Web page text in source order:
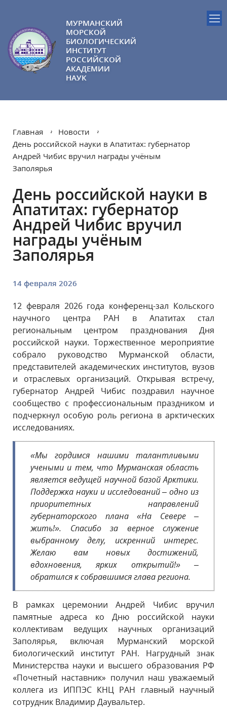
МУРМАНСКИЙ
МОРСКОЙ
БИОЛОГИЧЕСКИЙ
ИНСТИТУТ
РОССИЙСКОЙ
АКАДЕМИИ
НАУК
Главная
Новости
День российской науки в Апатитах: губернатор
Андрей Чибис вручил награды учёным
Заполярья
День российской науки в
Апатитах: губернатор
Андрей Чибис вручил
награды учёным
Заполярья
14 февраля 2026
12 февраля 2026 года конференц-зал Кольского
научного центра РАН в Апатитах стал
региональным центром празднования Дня
российской науки. Торжественное мероприятие
собрало руководство Мурманской области,
представителей академических институтов, вузов
и отраслевых организаций. Открывая встречу,
губернатор Андрей Чибис поздравил научное
сообщество с профессиональным праздником и
подчеркнул особую роль региона в арктических
исследованиях.
«Мы гордимся нашими талантливыми
учеными и тем, что Мурманская область
является ведущей научной базой Арктики.
Поддержка науки и исследований – одно из
приоритетных направлений
губернаторского плана «На Севере –
жить!». Спасибо за верное служение
выбранному делу, искренний интерес.
Желаю вам новых достижений,
вдохновения, ярких открытий!» –
обратился к собравшимся глава региона.
В рамках церемонии Андрей Чибис вручил
памятные адреса ко Дню российской науки
коллективам ведущих научных организаций
Заполярья, включая Мурманский морской
биологический институт РАН. Нагрудный знак
Министерства науки и высшего образования РФ
«Почетный наставник» получил наш уважаемый
коллега из ИППЭС КНЦ РАН главный научный
сотрудник Владимир Даувальтер.